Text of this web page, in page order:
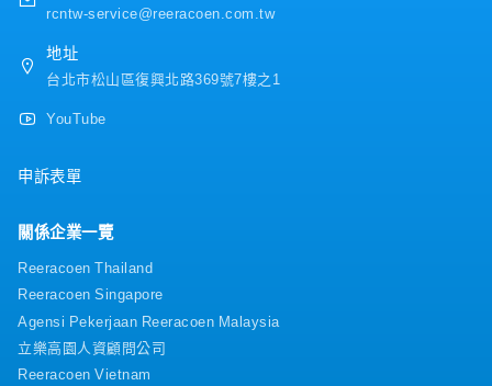
rcntw-service@reeracoen.com.tw
地址
台北市松山區復興北路369號7樓之1
YouTube
申訴表單
關係企業一覽
Reeracoen Thailand
Reeracoen Singapore
Agensi Pekerjaan Reeracoen Malaysia
立樂高園人資顧問公司
Reeracoen Vietnam